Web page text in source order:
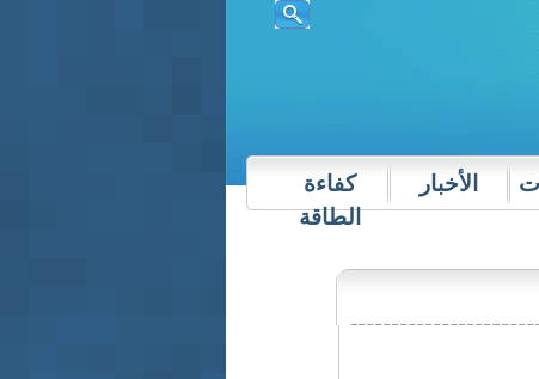
الأخبار
كفاءة
الطاقة